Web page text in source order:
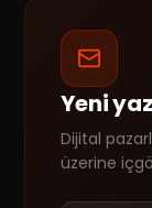
Yeni
Dijital
üzerine